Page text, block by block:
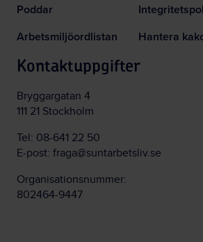
Poddar
Arbetsmiljöordlistan
Hantera
Kontaktuppgifter
Bryggargatan 4
111 21 Stockholm
Tel: 08-641 22 50
E-post: fraga@suntarbetsliv.se
Organisationsnummer:
802464-9447